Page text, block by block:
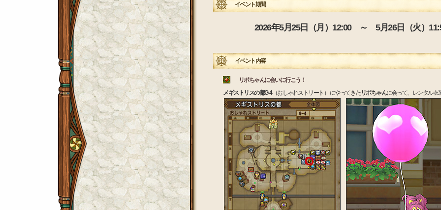
イベント期間
2026年5月25日（月）12:00 ～ 5月26日（火）
イベント内容
リポちゃんに会いに行こう！
メギストリスの都G-4（おしゃれストリート） にやってきたリポちゃんに会って、レンタル衣